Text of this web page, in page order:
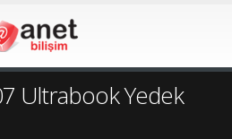
Ultrabook Yedek